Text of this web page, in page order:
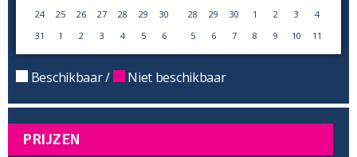
24
25 26 27 28 29
30
31
1 2 3 4 5 6
28
29 30 1 2 3
4
5
6 7 8 9 10 11
Beschikbaar / Niet beschikbaar
PRIJZEN